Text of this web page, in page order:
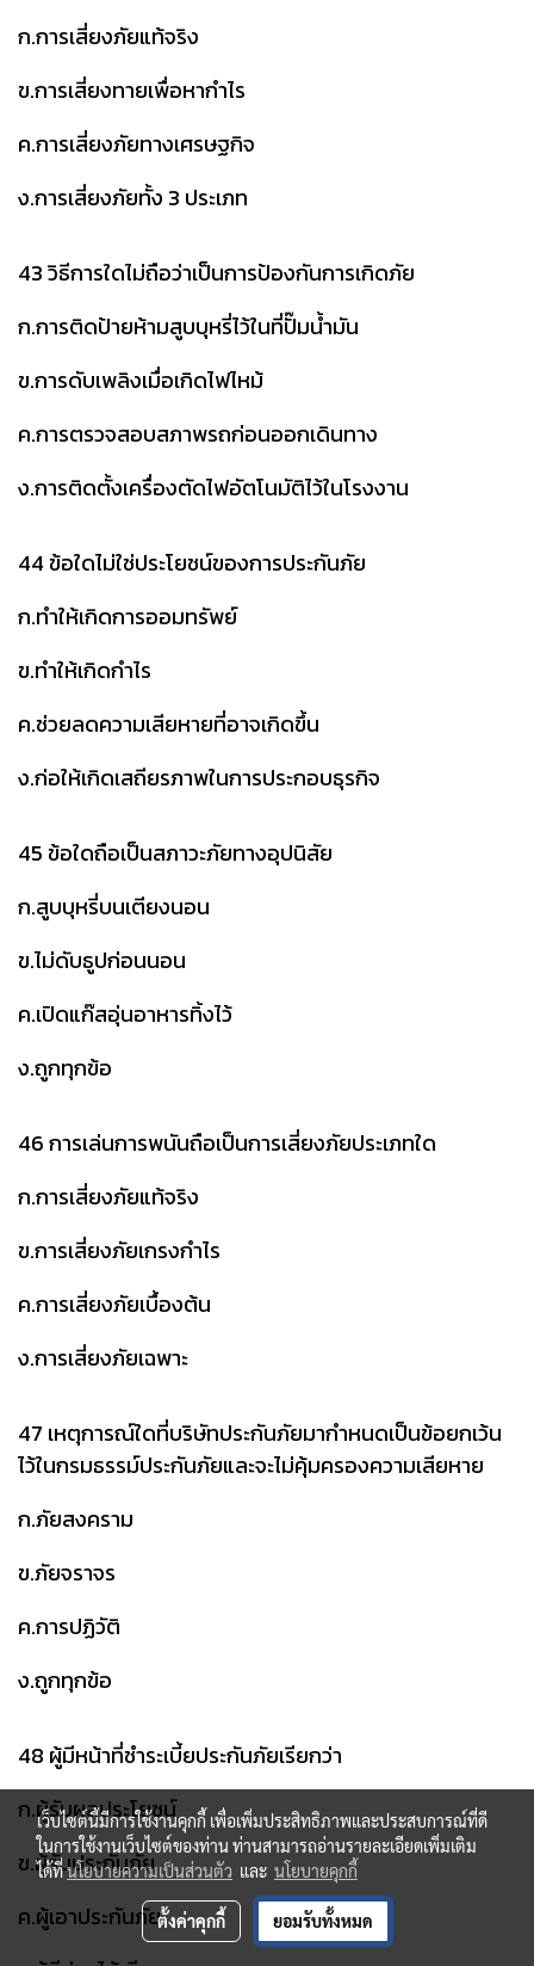
ก.การเสี่ยงภัยแท้จริง
ข.การเสี่ยงทายเพื่อหากำไร
ค.การเสี่ยงภัยทางเศรษฐกิจ
ง.การเสี่ยงภัยทั้ง 3 ประเภท
43 วิธีการใดไม่ถือว่าเป็นการป้องกันการเกิดภัย
ก.การติดป้ายห้ามสูบบุหรี่ไว้ในที่ปั๊มน้ำมัน
ข.การดับเพลิงเมื่อเกิดไฟไหม้
ค.การตรวจสอบสภาพรถก่อนออกเดินทาง
ง.การติดตั้งเครื่องตัดไฟอัตโนมัติไว้ในโรงงาน
44 ข้อใดไม่ใช่ประโยชน์ของการประกันภัย
ก.ทำให้เกิดการออมทรัพย์
ข.ทำให้เกิดกำไร
ค.ช่วยลดความเสียหายที่อาจเกิดขึ้น
ง.ก่อให้เกิดเสถียรภาพในการประกอบธุรกิจ
45 ข้อใดถือเป็นสภาวะภัยทางอุปนิสัย
ก.สูบบุหรี่บนเตียงนอน
ข.ไม่ดับธูปก่อนนอน
ค.เปิดแก๊สอุ่นอาหารทิ้งไว้
ง.ถูกทุกข้อ
46 การเล่นการพนันถือเป็นการเสี่ยงภัยประเภทใด
ก.การเสี่ยงภัยแท้จริง
ข.การเสี่ยงภัยเกรงกำไร
ค.การเสี่ยงภัยเบื้องต้น
ง.การเสี่ยงภัยเฉพาะ
47 เหตุการณ์ใดที่บริษัทประกันภัยมากำหนดเป็นข้อยกเว้น
ไว้ในกรมธรรม์ประกันภัยและจะไม่คุ้มครองความเสียหาย
ก.ภัยสงคราม
ข.ภัยจราจร
ค.การปฏิวัติ
ง.ถูกทุกข้อ
48 ผู้มีหน้าที่ชำระเบี้ยประกันภัยเรียกว่า
ก.ผู้รับผลประโยชน์
ข.ผู้รับประกันภัย
ค.ผู้เอาประกันภัย
เว็บไซต์นี้มีการใช้งานคุกกี้ เพื่อเพิ่มประสิทธิภาพและประสบการณ์ที่ดี
ในการใช้งานเว็บไซต์ของท่าน ท่านสามารถอ่านรายละเอียดเพิ่มเติม
ได้ที่นโยบายความเป็นส่วนตัว และ นโยบายคุกกี้
ตั้งค่าคุกกี้ ยอมรับทั้งหมด